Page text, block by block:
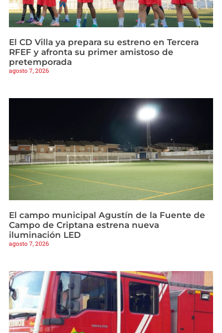
El CD Villa ya prepara su estreno en Tercera
RFEF y afronta su primer amistoso de
pretemporada
agosto 7, 2026
El campo municipal Agustín de la Fuente de
Campo de Criptana estrena nueva
iluminación LED
agosto 7, 2026